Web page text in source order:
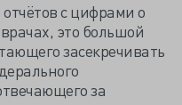
с цифрами о
это большой
засекречивать
за